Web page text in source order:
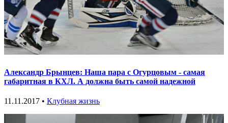
Александр Брынцев: Наша пара с Огурцовым - самая
габаритная в КХЛ. А должна быть самой надежной
11.11.2017 • Клубная жизнь